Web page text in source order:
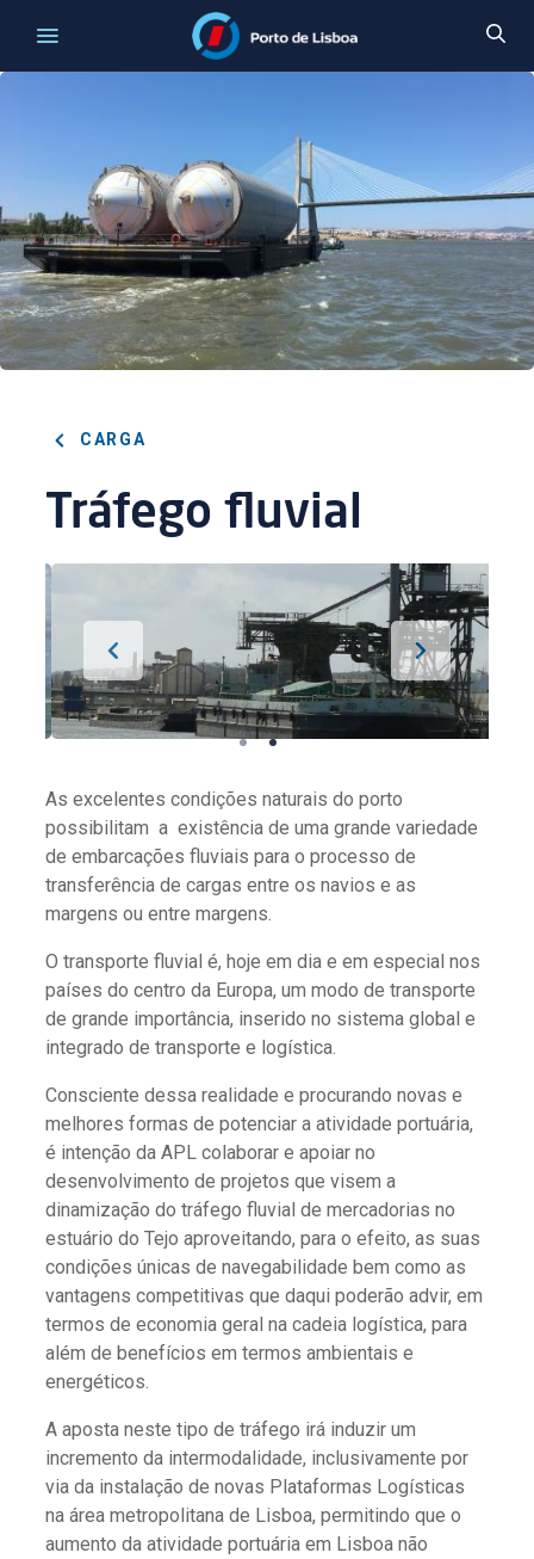
CARGA
Tráfego fluvial
As excelentes condições naturais do porto
possibilitam a existência de uma grande variedade
de embarcações fluviais para o processo de
transferência de cargas entre os navios e as
margens ou entre margens.
O transporte fluvial é, hoje em dia e em especial nos
países do centro da Europa, um modo de transporte
de grande importância, inserido no sistema global e
integrado de transporte e logística.
Consciente dessa realidade e procurando novas e
melhores formas de potenciar a atividade portuária,
é intenção da APL colaborar e apoiar no
desenvolvimento de projetos que visem a
dinamização do tráfego fluvial de mercadorias no
estuário do Tejo aproveitando, para o efeito, as suas
condições únicas de navegabilidade bem como as
vantagens competitivas que daqui poderão advir, em
termos de economia geral na cadeia logística, para
além de benefícios em termos ambientais e
energéticos.
A aposta neste tipo de tráfego irá induzir um
incremento da intermodalidade, inclusivamente por
via da instalação de novas Plataformas Logísticas
na área metropolitana de Lisboa, permitindo que o
aumento da atividade portuária em Lisboa não